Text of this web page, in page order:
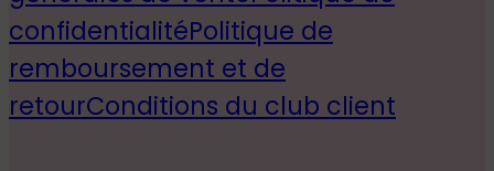
confidentialitéPolitique de
remboursement et de
retourConditions du club client